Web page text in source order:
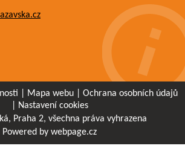
Mapa webu
Ochrana osobních údajů
Nastavení cookies
Praha 2, všechna práva vyhrazena
Powered by webpage.cz